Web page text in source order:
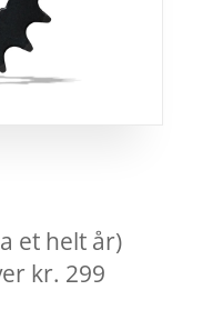
et helt år)
kr. 299